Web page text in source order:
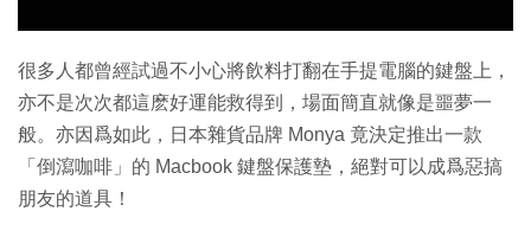
很多人都曾經試過不小心將飲料打翻在手提電腦的鍵盤上，
亦不是次次都這麽好運能救得到，場面簡直就像是噩夢一
般。亦因爲如此，日本雜貨品牌 Monya 竟決定推出一款
「倒瀉咖啡」的 Macbook 鍵盤保護墊，絕對可以成爲惡搞
朋友的道具！